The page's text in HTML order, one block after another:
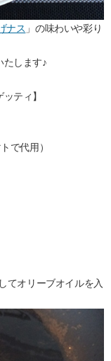
ナス 」の味わいや彩り
たします♪
ティ】
で代用）
てオリーブオイルを入